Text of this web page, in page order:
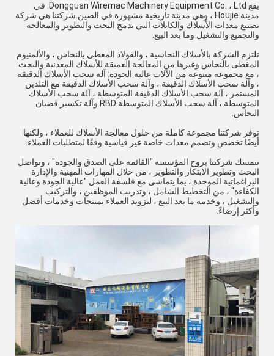
يقع Dongguan Wiremac Machinery Equipment Co. ، Ltd. في
مدينة Houjie ، وهي مدينة تاريخية مشهورة في الصين.شركتنا هي شركة
تصنيع معدات الأسلاك والكابلات التي تدمج البحث والتطوير والمعالجة
والتجميع والتشغيل وما بعد البيع.
تلتزم الشركة بالأسلاك النحاسية ، والفولاذ المغطى بالنحاس ، والألمنيوم
المغطى بالنحاس وغيرها من المعالجة العميقة للأسلاك المعدنية والبحث
، مع مجموعة متنوعة من الآلات عالية الجودة: آلة سحب الأسلاك الدقيقة
، وآلة سحب الأسلاك الدقيقة ، وآلة سحب الأسلاك الدقيقة مع التلدين
المستمر ، آلة سحب الأسلاك الدقيقة المتوسطة ، آلة سحب الأسلاك
المتوسطة ، آلة سحب الأسلاك المتوسطة RBD وآلة تكسير قضبان
النحاس.
توفر شركتنا مجموعة كاملة من حلول معالجة الأسلاك للعملاء ، ولكنها
أيضًا تخصص وتصمم معدات خاصة غير قياسية وفقًا لمتطلبات العملاء.
تتمسك شركتنا بروح المؤسسة "القائمة على الصدق والجودة" ، وتواصل
البحث وتطوير الابتكار والتطوير ، من خلال المهارات المهنية والإدارة
البراغماتية الموحدة ، بما يتماشى مع فلسفة العمل "عالية الجودة وعالية
الكفاءة" ، من التخطيط الشامل ، وتدريب الموظفين ، والتركيب
والتشغيل ، وخدمة ما بعد البيع ، لتزويد العملاء بمنتجات وخدمات أفضل
وأكثر إرضاءً.